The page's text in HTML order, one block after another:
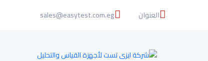
العنوان sales@easytest.com.eg